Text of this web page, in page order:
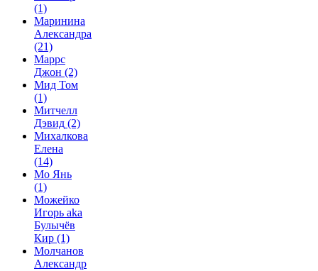
(1)
Маринина
Александра
(21)
Маррс
Джон (2)
Мид Том
(1)
Митчелл
Дэвид (2)
Михалкова
Елена
(14)
Мо Янь
(1)
Можейко
Игорь aka
Булычёв
Кир (1)
Молчанов
Александр